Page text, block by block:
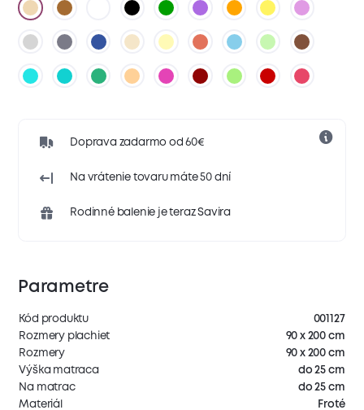
Doprava zadarmo od 60€
Na vrátenie tovaru máte 50 dní
Rodinné balenie je teraz Savira
Parametre
Kód produktu
001127
Rozmery plachiet
90 x 200 cm
Rozmery
90 x 200 cm
Výška matraca
do 25 cm
Na matrac
do 25 cm
Materiál
Froté